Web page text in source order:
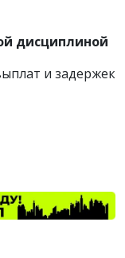
дисциплиной
и задержек